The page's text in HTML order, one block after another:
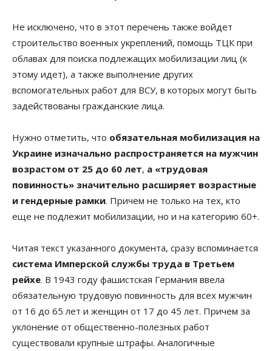
Не исключено, что в этот перечень также войдет
строительство военных укреплений, помощь ТЦК при
облавах для поиска подлежащих мобилизации лиц (к
этому идет), а также выполнение других
вспомогательных работ для ВСУ, в которых могут быть
задействованы гражданские лица.
Нужно отметить, что обязательная мобилизация на
Украине изначально распространяется на мужчин
возрастом от 25 до 60 лет, а «трудовая
повинность» значительно расширяет возрастные
и гендерные рамки. Причем не только на тех, кто
еще не подлежит мобилизации, но и на категорию 60+.
Читая текст указанного документа, сразу вспоминается
система Имперской службы труда в Третьем
рейхе. В 1943 году фашистская Германия ввела
обязательную трудовую повинность для всех мужчин
от 16 до 65 лет и женщин от 17 до 45 лет. Причем за
уклонение от общественно-полезных работ
существовали крупные штрафы. Аналогичные